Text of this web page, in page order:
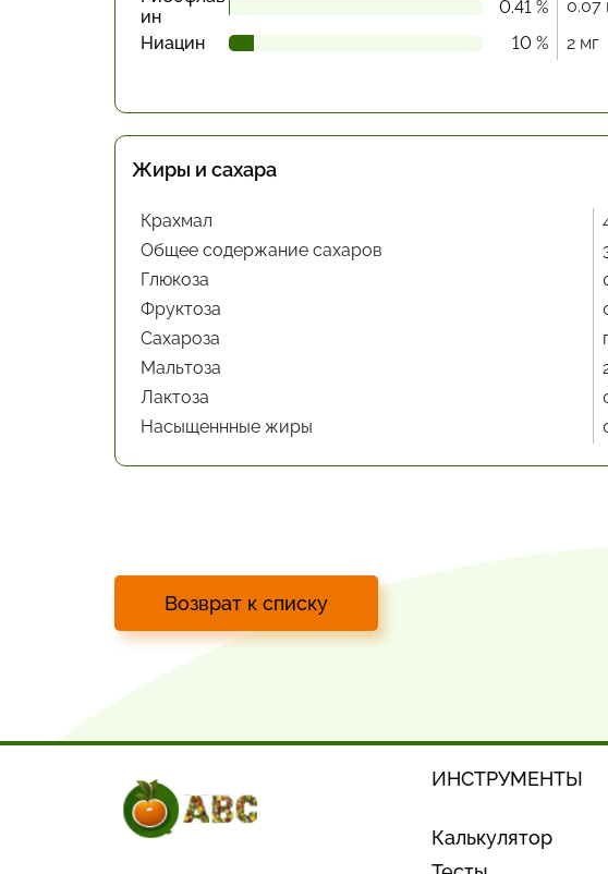
ин
0.41 %
0.07
Ниацин
10 % 2 мг
Жиры и сахара
Крахмал
Общее содержание сахаров
Глюкоза
Фруктоза
Сахароза
г
Мальтоза
Лактоза
Насыщеннные жиры
Возврат к списку
ИНСТРУМЕНТЫ
Калькулятор